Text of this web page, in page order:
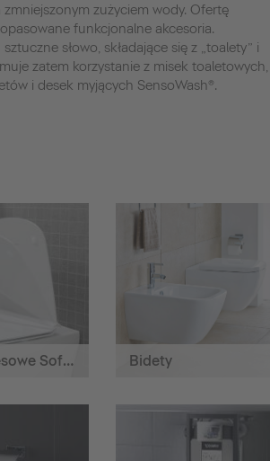
zmniejszonym zużyciem wody. Ofertę
funkcjonalne akcesoria.
słowo, składające się z „toalety” i
zatem korzystanie z misek toaletowych,
i desek myjących SensoWash®.
Deski sedesowe SoftClose Bidety